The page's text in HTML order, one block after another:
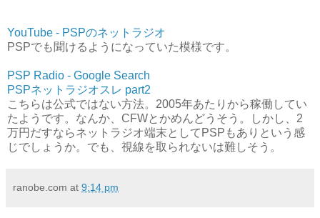
YouTube - PSPのネットラジオ
PSPでも聞けるようになっていた模様です。
PSP Radio - Google Search
PSPネットラジオスレ part2
こちらは公式ではない方法。2005年あたりから稼働してい
たようです。なんか、CFWとかめんどうそう。しかし、2
万円だすならネットラジオ端末としてPSPもありという感
じでしょうか。でも、視線を取られないは難しそう。
ranobe.com at 9:14 pm